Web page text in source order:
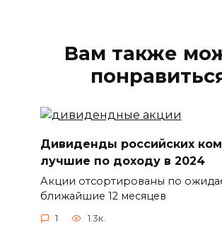
Вам также
Дивиденды российских
лучшие по доходу в 2024
Акции отсортированы по
ближайшие 12 месяцев
1 1.3к.